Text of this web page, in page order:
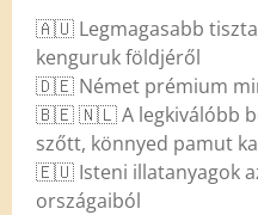
🇦🇺 Legmagasabb
kenguruk földjéről
🇩🇪 Német prémium
🇧🇪 🇳🇱 A legkiválóbb
szőtt, könnyed pamut
🇪🇺 Isteni illatanyagok
országaiból